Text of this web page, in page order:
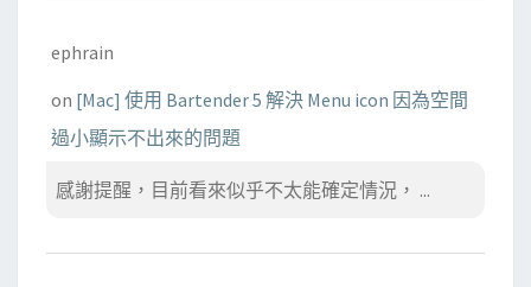
ephrain
on [Mac] 使用 Bartender 5 解決 Menu icon 因為空間
過小顯示不出來的問題
感謝提醒，目前看來似乎不太能確定情況， ...